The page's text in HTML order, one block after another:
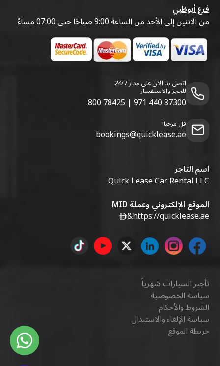
فرع أبوظبي
من الاثنين إلى الأحد من الساعة 9:00 صباحًا حتى 07:00 مساءً
اتصل بنا الآن على مدار 24/7
للحجز والاستفسار
800 78425 | 971 440 87300
قل مرحبا!
bookings@quicklease.ae
اسم التاجر
Quick Lease Car Rental LLC
الموقع الإلكتروني وعملة MID
https://quicklease.ae
&
تأجير السيارات شهرياً
سياسة الخصوصية
الشروط والأحكام
سياسة الإلغاء والاستبدال
خريطة الموقع